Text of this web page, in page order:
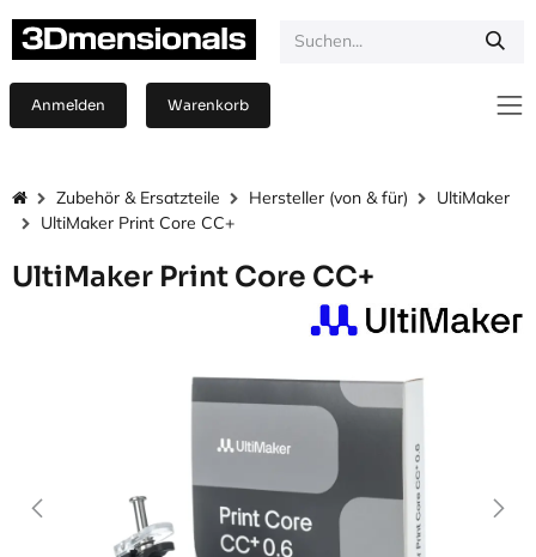
Anmelden Warenkorb
Zubehör & Ersatzteile Hersteller (von & für)
UltiMaker
UltiMaker Print Core CC+
UltiMaker Print Core CC+